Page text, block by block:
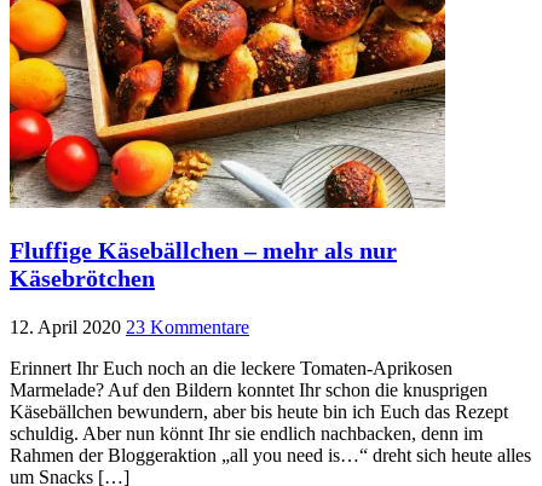
Fluffige Käsebällchen – mehr als nur
Käsebrötchen
12. April 2020 23 Kommentare
Erinnert Ihr Euch noch an die leckere Tomaten-Aprikosen
Marmelade? Auf den Bildern konntet Ihr schon die knusprigen
Käsebällchen bewundern, aber bis heute bin ich Euch das Rezept
schuldig. Aber nun könnt Ihr sie endlich nachbacken, denn im
Rahmen der Bloggeraktion „all you need is…“ dreht sich heute alles
um Snacks […]